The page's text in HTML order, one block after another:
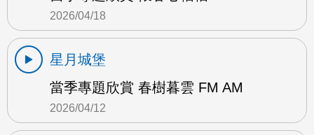
2026/04/18
星月城堡
當季專題欣賞 春樹暮雲 FM AM
2026/04/12